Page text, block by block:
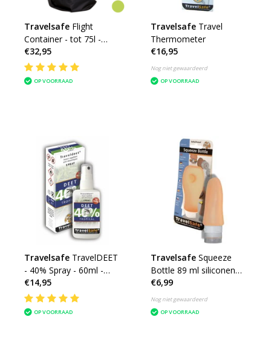
Travelsafe Flight
Container - tot 75l -
flightbag voor
backpacks
€32,95
OP VOORRAAD
Travelsafe Travel
Thermometer
€16,95
Nog niet gewaardeerd
OP VOORRAAD
Travelsafe TravelDEET
- 40% Spray - 60ml -
tropical muggenspray
€14,95
OP VOORRAAD
Travelsafe Squeeze
Bottle 89 ml siliconen
reisflesje - oranje
€6,99
Nog niet gewaardeerd
OP VOORRAAD